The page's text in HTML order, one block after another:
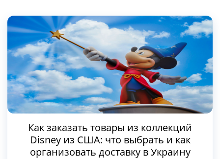
Как заказать товары из коллекций
Disney из США: что выбрать и как
организовать доставку в Украину